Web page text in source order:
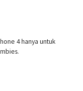
4 hanya untuk